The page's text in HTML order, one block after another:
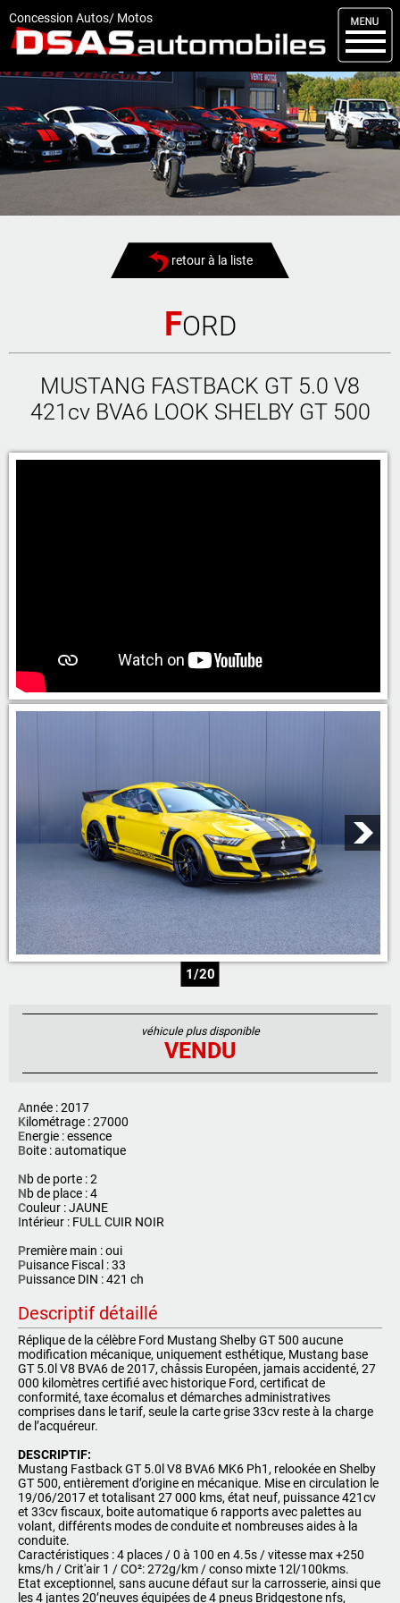
Concession Autos/ Motos
Menu
DSAS
Kit carrosserie
Nos occasions
Nos services
Comment réserver
Articles
Vendus
Livraisons
Contact
retour à la liste
FORD
MUSTANG FASTBACK GT 5.0 V8
421cv BVA6 LOOK SHELBY GT 500
1/20
véhicule plus disponible
VENDU
Année : 2017
Kilométrage : 27000
Energie : essence
Boite : automatique
Nb de porte : 2
Nb de place : 4
Couleur : JAUNE
Intérieur : FULL CUIR NOIR
Première main : oui
Puisance Fiscal : 33
Puissance DIN : 421 ch
Descriptif détaillé
Réplique de la célèbre Ford Mustang Shelby GT 500 aucune
modification mécanique, uniquement esthétique, Mustang base
GT 5.0l V8 BVA6 de 2017, châssis Européen, jamais accidenté, 27
000 kilomètres certifié avec historique Ford, certificat de
conformité, taxe écomalus et démarches administratives
comprises dans le tarif, seule la carte grise 33cv reste à la charge
de l’acquéreur.
DESCRIPTIF:
Mustang Fastback GT 5.0l V8 BVA6 MK6 Ph1, relookée en Shelby
GT 500, entièrement d’origine en mécanique. Mise en circulation le
19/06/2017 et totalisant 27 000 kms, état neuf, puissance 421cv
et 33cv fiscaux, boite automatique 6 rapports avec palettes au
volant, différents modes de conduite et nombreuses aides à la
conduite.
Caractéristiques : 4 places / 0 à 100 en 4.5s / vitesse max +250
kms/h / Crit'air 1 / CO²: 272g/km / conso mixte 12l/100kms.
Etat exceptionnel, sans aucune défaut sur la carrosserie, ainsi que
les 4 jantes 20’neuves équipées de 4 pneus Bridgestone nfs,